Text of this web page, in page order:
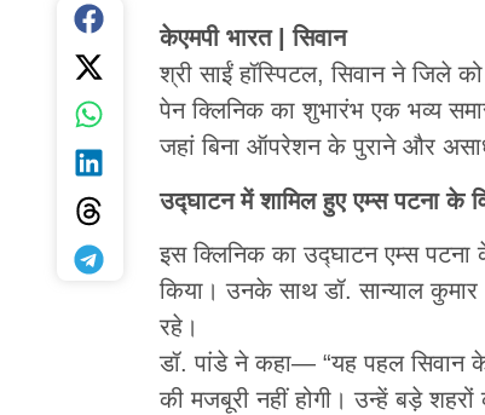
केएमपी भारत | सिवान
श्री साईं हॉस्पिटल, सिवान ने जिले
पेन क्लिनिक का शुभारंभ एक भव्य
जहां बिना ऑपरेशन के पुराने और
उद्घाटन में शामिल हुए एम्स पटना के
इस क्लिनिक का उद्घाटन एम्स पटना
किया। उनके साथ डॉ. सान्याल
रहे।
डॉ. पांडे ने कहा— “यह पहल सिवान के
की मजबूरी नहीं होगी। उन्हें बड़े